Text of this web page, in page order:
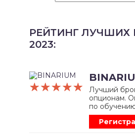
РЕЙТИНГ ЛУЧШИХ
2023:
☆☆☆☆☆
★★★★★
Лучший
опционам.
по